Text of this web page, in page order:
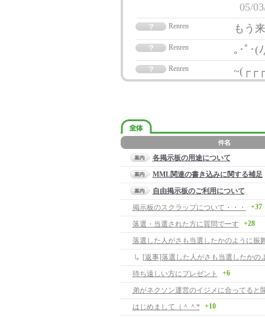
05/
Renren もう
Renren ｡･ﾟ･(
Renren
各掲示板の用途について
MML関連の書き込みに関する補足
自由掲示板のご利用について
掲示板のスクラップについて・・・
+37
落選・当選された方に質問でーす +28
落選した人がさも当選したかのように振
[返事]落選した人がさも当選したかの
待ち遠しい方にプレゼント
+6
はじめまして（＾＾* +10